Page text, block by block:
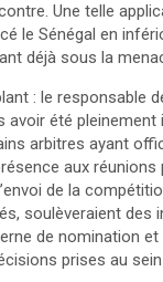
Une telle
le Sénégal en
déjà sous la
: le responsable
avoir été
arbitres ayant
aux réunions
de la
soulèveraient des
de nomination et
prises au sein